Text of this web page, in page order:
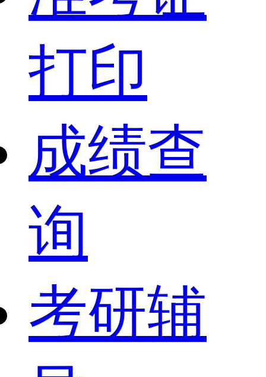
打印
成绩查
询
考研辅